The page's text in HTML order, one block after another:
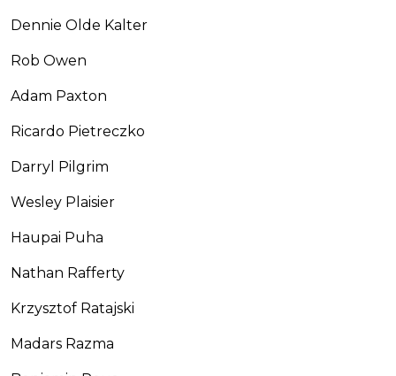
Dennie Olde Kalter
Rob Owen
Adam Paxton
Ricardo Pietreczko
Darryl Pilgrim
Wesley Plaisier
Haupai Puha
Nathan Rafferty
Krzysztof Ratajski
Madars Razma